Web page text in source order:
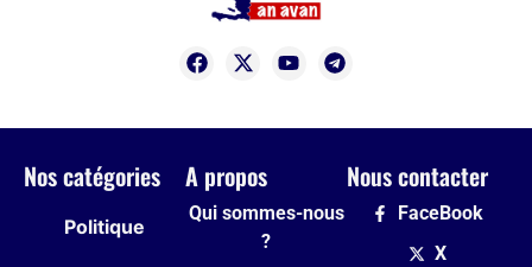
Nos catégories
Politique
A propos
Qui sommes-nous
?
Nous contacter
FaceBook
X